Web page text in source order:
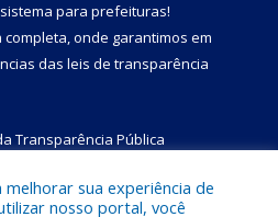
sistema para prefeituras!
completa, onde garantimos em
das leis de transparência
Transparência Pública
sua experiência de
nosso portal, você